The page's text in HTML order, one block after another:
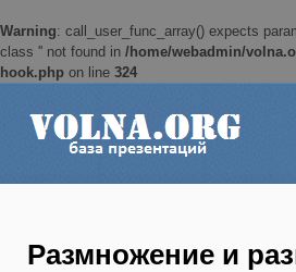
Warning: call_user_func_array() expects
class '' not found in /home/webadmin/
hook.php on line 324
Размножение и